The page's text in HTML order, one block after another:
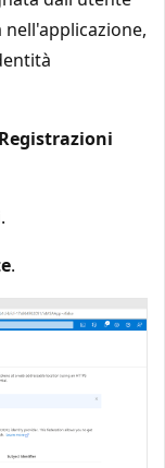
.
.